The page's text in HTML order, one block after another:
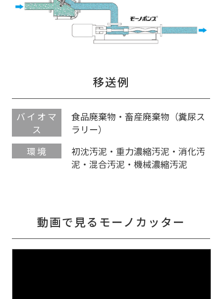
移送例
バイオマ
ス
食品廃棄物・畜産廃棄物（糞尿ス
ラリー）
環境
初沈汚泥・重力濃縮汚泥・消化汚
泥・混合汚泥・機械濃縮汚泥
動画で見るモーノカッター